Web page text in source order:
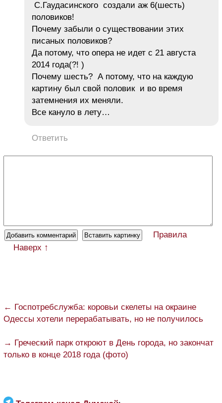
С.Гаудасинского создали аж 6(шесть)
половиков!
Почему забыли о существовании этих
писаных половиков?
Да потому, что опера не идет с 21 августа
2014 года(?! )
Почему шесть? А потому, что на каждую
картину был свой половик и во время
затемнения их меняли.
Все кануло в лету…
Ответить
Правила
Наверх ↑
← Госпотребслужба: коровьи скелеты на окраине
Одессы хотели перерабатывать, но не получилось
→ Греческий парк откроют в День города, но закончат
только в конце 2018 года (фото)